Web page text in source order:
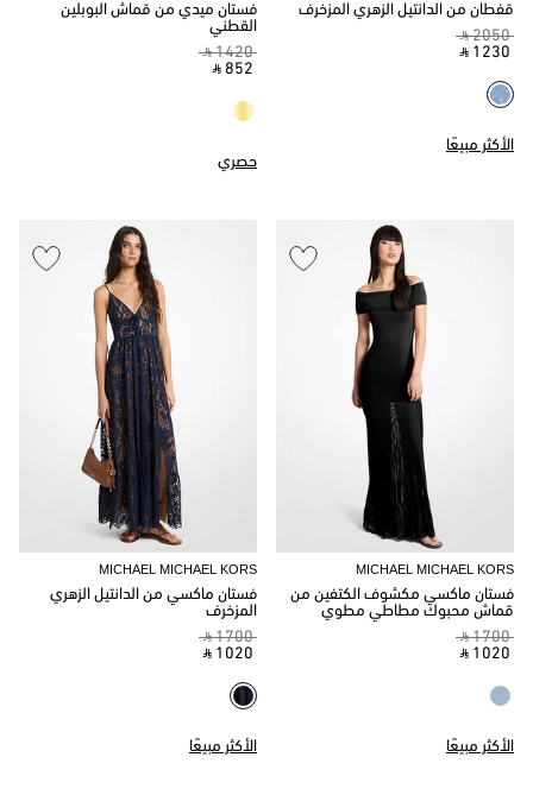
قفطان من الدانتيل الزهري المزخرف
‎ ⃁ 2050 ‎
‎ ⃁ 1230 ‎
الأكثر مبيعًا
فستان ميدي من قماش البوبلين
القطني
‎ ⃁ 1420 ‎
‎ ⃁ 852 ‎
حصري
MICHAEL MICHAEL KORS
فستان ماكسي مكشوف الكتفين من
قماش محبوك مطاطي مطوي
‎ ⃁ 1700 ‎
‎ ⃁ 1020 ‎
الأكثر مبيعًا
MICHAEL MICHAEL KORS
فستان ماكسي من الدانتيل الزهري
المزخرف
‎ ⃁ 1700 ‎
‎ ⃁ 1020 ‎
الأكثر مبيعًا